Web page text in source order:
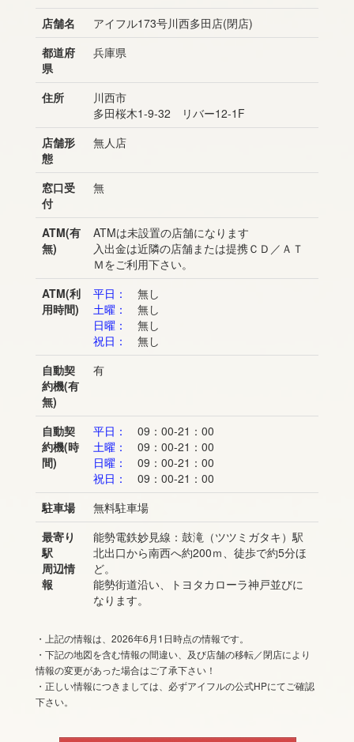
店舗名
アイフル173号川西多田店(閉店)
都道府
県
兵庫県
住所
川西市
多田桜木1-9-32 リバー12-1F
店舗形
態
無人店
窓口受
付
無
ATM(有
無)
ATMは未設置の店舗になります
入出金は近隣の店舗または提携ＣＤ／ＡＴ
Ｍをご利用下さい。
ATM(利
用時間)
平日：
無し
土曜：
無し
日曜：
無し
祝日：
無し
自動契
約機(有
無)
有
自動契
約機(時
間)
平日：
09：00-21：00
土曜：
09：00-21：00
日曜：
09：00-21：00
祝日：
09：00-21：00
駐車場
無料駐車場
最寄り
駅
周辺情
報
能勢電鉄妙見線：鼓滝（ツツミガタキ）駅
北出口から南西へ約200ｍ、徒歩で約5分ほ
ど。
能勢街道沿い、トヨタカローラ神戸並びに
なります。
・上記の情報は、2026年6月1日時点の情報です。
・下記の地図を含む情報の間違い、及び店舗の移転／閉店により
情報の変更があった場合はご了承下さい！
・正しい情報につきましては、必ずアイフルの公式HPにてご確認
下さい。